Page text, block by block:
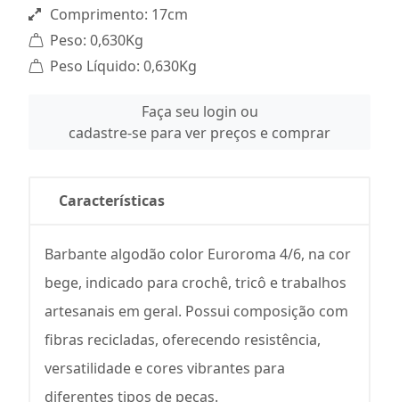
Comprimento: 17cm
Peso: 0,630Kg
Peso Líquido: 0,630Kg
Faça seu login ou
cadastre-se para ver preços e comprar
Características
Barbante algodão color Euroroma 4/6, na cor
bege, indicado para crochê, tricô e trabalhos
artesanais em geral. Possui composição com
fibras recicladas, oferecendo resistência,
versatilidade e cores vibrantes para
diferentes tipos de peças.